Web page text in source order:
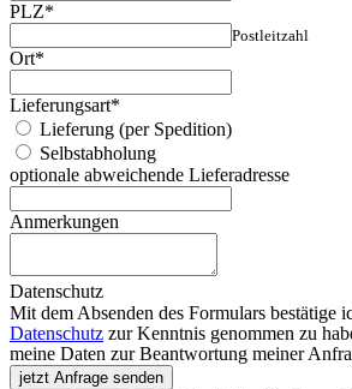
PLZ*
Postleitzahl
Ort*
Lieferungsart*
Lieferung (per Spedition)
Selbstabholung
optionale abweichende Lieferadresse
Anmerkungen
Datenschutz
Mit dem Absenden des Formulars bestätige
Datenschutz zur Kenntnis genommen zu
meine Daten zur Beantwortung meiner
jetzt Anfrage senden